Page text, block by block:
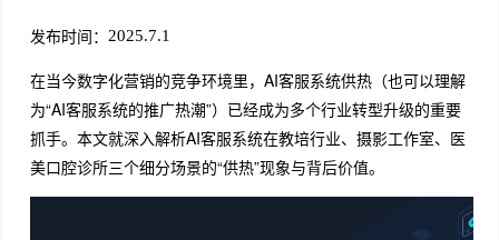
发布时间： 2025.7.1
在当今数字化营销的竞争环境里，AI客服系统供热（也可以理解
为“AI客服系统的推广热潮”）已经成为多个行业转型升级的重要
抓手。本文就深入解析AI客服系统在教培行业、摄影工作室、医
美口腔诊所三个细分场景的“供热”现象与背后价值。